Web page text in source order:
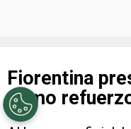
Fiorentina
como